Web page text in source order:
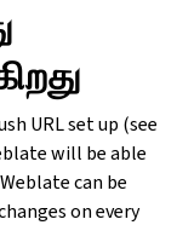
URL set up (see
will be able
can be
on every